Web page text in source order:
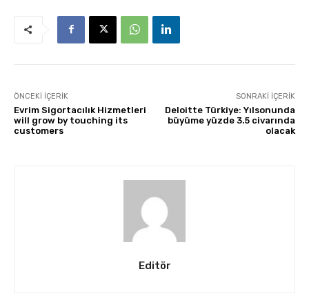
ÖNCEKI İÇERIK
Evrim Sigortacılık Hizmetleri
will grow by touching its
customers
SONRAKI İÇERIK
Deloitte Türkiye: Yılsonunda
büyüme yüzde 3.5 civarında
olacak
Editör